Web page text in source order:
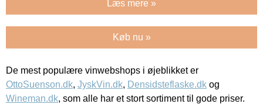
Læs mere »
Køb nu »
De mest populære vinwebshops i øjeblikket er
OttoSuenson.dk, JyskVin.dk, Densidsteflaske.dk og
Wineman.dk, som alle har et stort sortiment til gode priser.